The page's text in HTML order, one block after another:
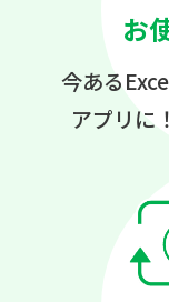
お
今ある
アプリに！